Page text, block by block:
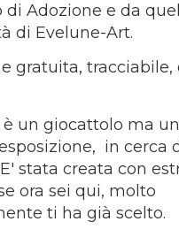
di Adozione e da
di Evelune-Art.
gratuita, tracciabile,
è un giocattolo ma
in cerca
stata creata con
ora sei qui, molto
ti ha già scelto.